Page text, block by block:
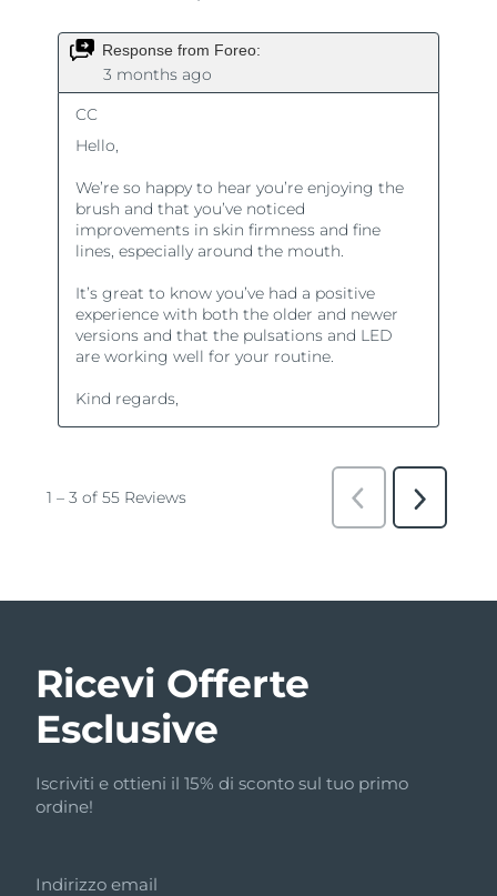
Ricevi Offerte
Esclusive
Iscriviti e ottieni il 15% di sconto sul tuo primo
ordine!
Indirizzo email